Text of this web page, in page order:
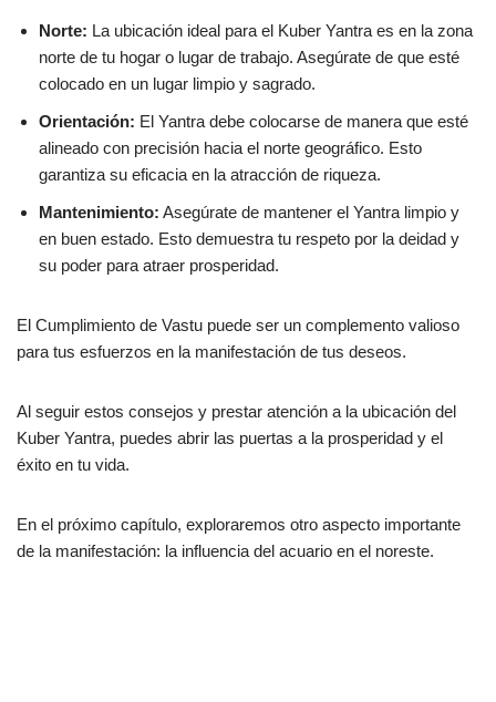
Norte: La ubicación ideal para el Kuber Yantra es en la zona
norte de tu hogar o lugar de trabajo. Asegúrate de que esté
colocado en un lugar limpio y sagrado.
Orientación: El Yantra debe colocarse de manera que esté
alineado con precisión hacia el norte geográfico. Esto
garantiza su eficacia en la atracción de riqueza.
Mantenimiento: Asegúrate de mantener el Yantra limpio y
en buen estado. Esto demuestra tu respeto por la deidad y
su poder para atraer prosperidad.
El Cumplimiento de Vastu puede ser un complemento valioso
para tus esfuerzos en la manifestación de tus deseos.
Al seguir estos consejos y prestar atención a la ubicación del
Kuber Yantra, puedes abrir las puertas a la prosperidad y el
éxito en tu vida.
En el próximo capítulo, exploraremos otro aspecto importante
de la manifestación: la influencia del acuario en el noreste.